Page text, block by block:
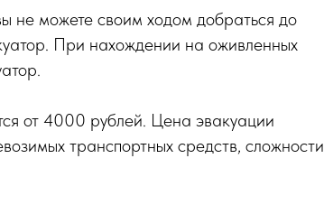
не можете своим ходом добраться до
При нахождении на оживленных
от 4000 рублей. Цена эвакуации
транспортных средств, сложности